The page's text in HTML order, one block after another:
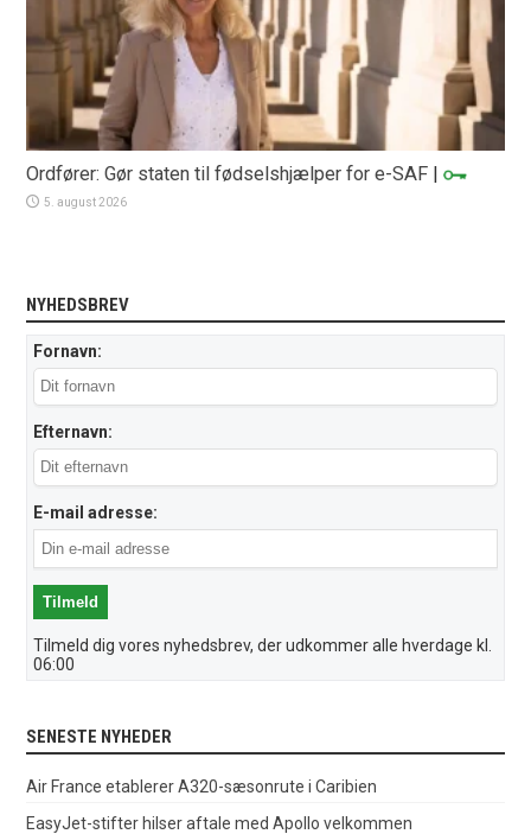
Ordfører: Gør staten til fødselshjælper for e-SAF |
5. august 2026
NYHEDSBREV
Fornavn:
Efternavn:
E-mail adresse:
Tilmeld dig vores nyhedsbrev, der udkommer alle hverdage kl.
06:00
SENESTE NYHEDER
Air France etablerer A320-sæsonrute i Caribien
EasyJet-stifter hilser aftale med Apollo velkommen